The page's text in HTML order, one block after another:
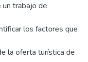
trabajo de
los factores que
la oferta turística de